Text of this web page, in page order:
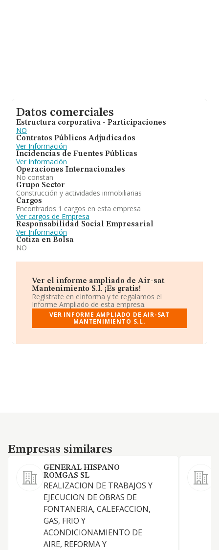
Datos comerciales
Estructura corporativa - Participaciones
NO
Contratos Públicos Adjudicados
Ver Información
Incidencias de Fuentes Públicas
Ver Información
Operaciones Internacionales
No constan
Grupo Sector
Construcción y actividades inmobiliarias
Cargos
Encontrados 1 cargos en esta empresa
Ver cargos de Empresa
Responsabilidad Social Empresarial
Ver Información
Cotiza en Bolsa
NO
Ver el informe ampliado de Air-sat
Mantenimiento S.l. ¡Es gratis!
Regístrate en eInforma y te regalamos el
Informe Ampliado de esta empresa.
VER INFORME AMPLIADO DE AIR-SAT
MANTENIMIENTO S.L.
Empresas similares
Empresas similares
GENERAL HISPANO
ROMGAS SL
REALIZACION DE TRABAJOS Y
EJECUCION DE OBRAS DE
FONTANERIA, CALEFACCION,
GAS, FRIO Y
ACONDICIONAMIENTO DE
AIRE, REFORMA Y